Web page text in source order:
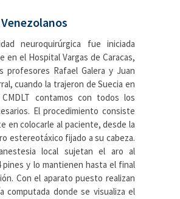
neuroquirúrgica fue iniciada
en el Hospital Vargas de Caracas,
profesores Rafael Galera y Juan
cuando la trajeron de Suecia en
contamos con todos los
El procedimiento consiste
en colocarle al paciente, desde la
estereotáxico fijado a su cabeza.
local sujetan el aro al
pines y lo mantienen hasta el final
Con el aparato puesto realizan
computada donde se visualiza el